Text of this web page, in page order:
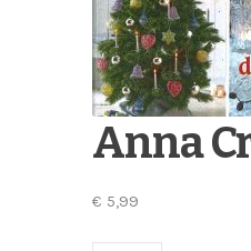
Anna
€ 5,99